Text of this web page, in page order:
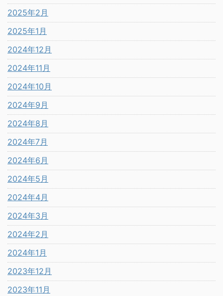
2025年2月
2025年1月
2024年12月
2024年11月
2024年10月
2024年9月
2024年8月
2024年7月
2024年6月
2024年5月
2024年4月
2024年3月
2024年2月
2024年1月
2023年12月
2023年11月